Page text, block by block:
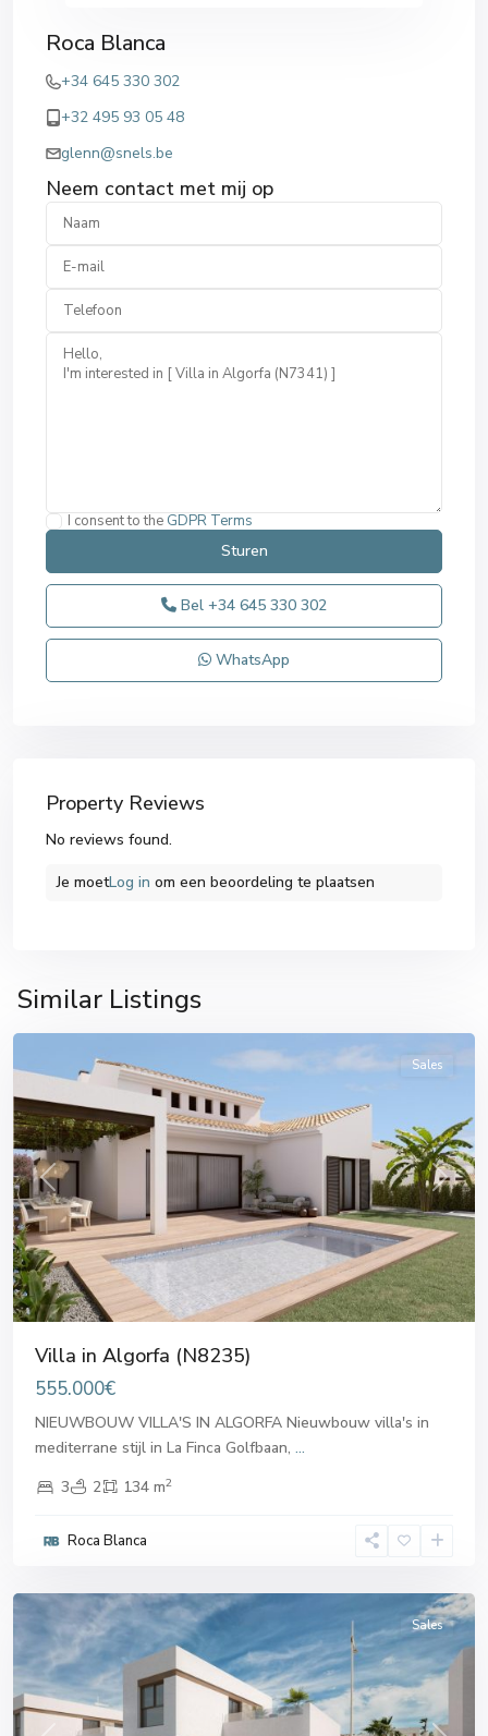
Roca Blanca
+34 645 330 302
+32 495 93 05 48
glenn@snels.be
Neem contact met mij op
I consent to the GDPR Terms
Bel +34 645 330 302
WhatsApp
Property Reviews
No reviews found.
Je moetLog in om een ​​beoordeling te plaatsen
Similar Listings
Algorfa
Previous Next
Sales
Villa in Algorfa (N8235)
555.000€
NIEUWBOUW VILLA'S IN ALGORFA Nieuwbouw villa's in
mediterrane stijl in La Finca Golfbaan, ...
3
2 134 m2
Roca Blanca
Sales